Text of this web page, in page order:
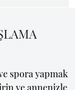
spora yapmak
ve annenizle